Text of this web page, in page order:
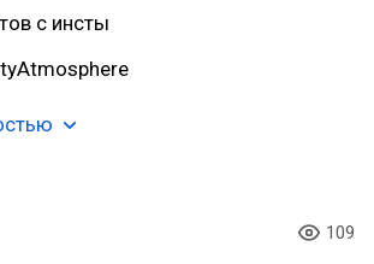
с инсты
109